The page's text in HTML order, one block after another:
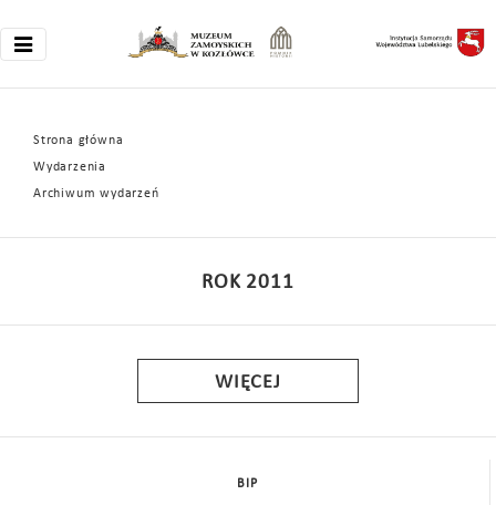
Strona główna
Wydarzenia
Archiwum wydarzeń
ROK 2011
WIĘCEJ
BIP